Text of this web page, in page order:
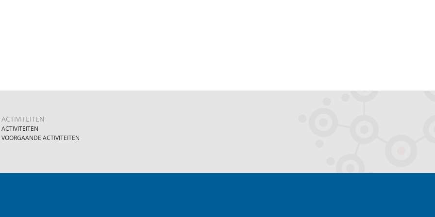
ACTIVITEITEN
ACTIVITEITEN
VOORGAANDE ACTIVITEITEN